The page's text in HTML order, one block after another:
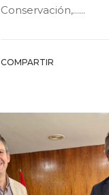
Conservación,......
COMPARTIR